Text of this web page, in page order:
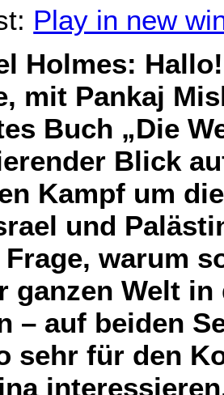
Play in new
Holmes:
mit Pankaj
Buch „Die
Blick
Kampf um
und
warum
ganzen Welt
– auf beiden
sehr für den